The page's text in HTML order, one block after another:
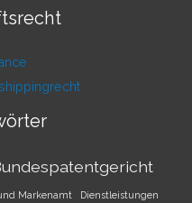
Markenamt Dienstleistungen